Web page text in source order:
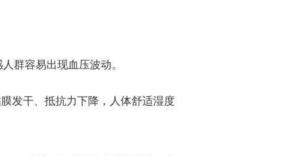
群容易出现血压波动。
发干、抵抗力下降，人体舒适湿度